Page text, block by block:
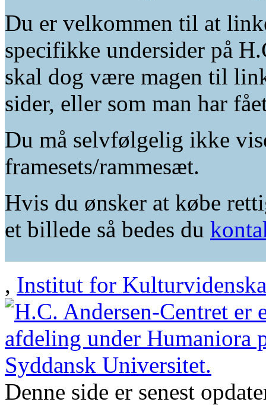
Du er velkommen til at
specifikke undersider på
skal dog være magen til
sider, eller som man har
Du må selvfølgelig ikke
framesets/rammesæt.
Hvis du ønsker at købe
et billede så bedes du
, Institut for
Denne side er senest